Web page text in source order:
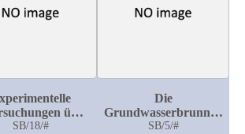
Wirkungen von
Aderlässen auf derart
über
SB/18/#
Die
Grundwasserbrunnen
der Stadt Breslau
SB/5/#